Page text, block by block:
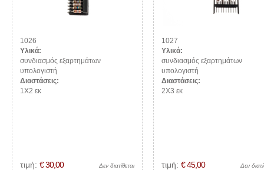
1026
Υλικά:
συνδιασμός εξαρτημάτων
υπολογιστή
Διαστάσεις:
1Χ2 εκ
τιμή: € 30,00 Δεν διατίθεται
1027
Υλικά:
συνδιασμός εξαρτημάτων
υπολογιστή
Διαστάσεις:
2Χ3 εκ
τιμή: € 45,00 Δεν